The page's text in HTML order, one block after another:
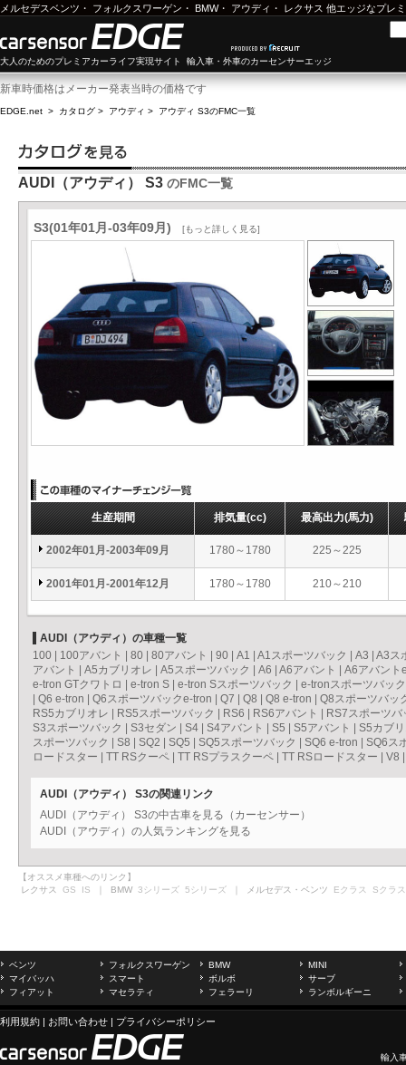
メルセデスベンツ ・ フォルクスワーゲン ・ BMW・ アウディ ・ レクサス 他エッジなプレ
大人のためのプレミアカーライフ実現サイト 輸入車・外車のカーセンサーエッジ
新車時価格はメーカー発表当時の価格です
EDGE.net > カタログ > アウディ > アウディ S3のFMC一覧
AUDI（アウディ） S3 のFMC一覧
S3(01年01月-03年09月) [もっと詳しく見る]
生産期間 排気量(cc) 最高出力(馬力)
2002年01月-2003年09月 1780～1780 225～225
2001年01月-2001年12月 1780～1780 210～210
AUDI（アウディ）の車種一覧
100
100アバント 80 80アバント 90 A1 A1スポーツバック A3
A3ス
アバント
A5カブリオレ A5スポーツバック A6 A6アバント
A6アバント
e-tron GTクワトロ
e-tron S e-tron Sスポーツバック
e-tronスポーツバック
Q6 e-tron Q6スポーツバックe-tron Q7 Q8 Q8 e-tron
Q8スポーツバッ
RS5カブリオレ
RS5スポーツバック RS6 RS6アバント
RS7スポーツバ
S3スポーツバック
S3セダン S4 S4アバント S5 S5アバント
S5カブ
スポーツバック
S8 SQ2 SQ5 SQ5スポーツバック SQ6 e-tron
SQ6ス
ロードスター
TT RSクーペ TT RSプラスクーペ TT RSロードスター V8
AUDI（アウディ） S3の関連リンク
AUDI（アウディ） S3の中古車を見る（カーセンサー）
AUDI（アウディ）の人気ランキングを見る
【オススメ車種へのリンク】
レクサス GS IS ｜ BMW 3シリーズ 5シリーズ ｜ メルセデス・ベンツ Eクラス Sクラス
ベンツ フォルクスワーゲン BMW
MINI
マイバッハ
スマート ボルボ
サーブ
フィアット
マセラティ フェラーリ ランボルギーニ
利用規約 | お問い合わせ | プライバシーポリシー
輸入